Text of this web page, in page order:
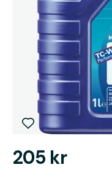
205 kr